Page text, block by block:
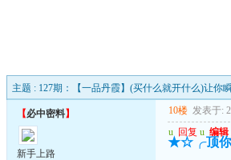
主题 : 127期：【一品丹霞】(买什么就开什么)让你
【必中密料】
新手上路
10楼 发表于:
u 回复 u 编辑
★☆╭顶